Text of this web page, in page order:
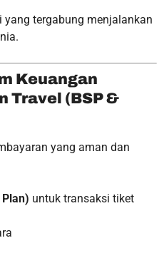
tergabung menjalankan
Keuangan
Travel (BSP &
yang aman dan
untuk transaksi tiket